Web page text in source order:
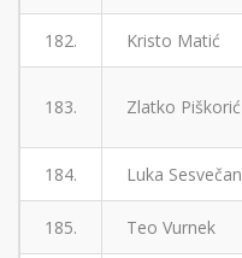
182. Kristo Matić
183. Zlatko Piškorić
184. Luka Sesvečan
185. Teo Vurnek